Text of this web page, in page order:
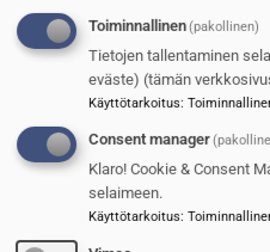
Droonien vihollinen
21.5.2026 Reijo Ruokanen
Toiminnallinen(pakollinen)
Tietojen tallentaminen
eväste) (tämän
Käyttötarkoitus:
Consent manager
Klaro! Cookie & Consent
selaimeen.
Käyttötarkoitus: